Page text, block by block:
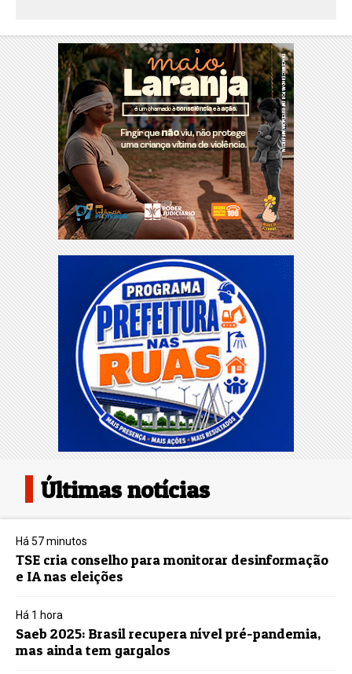
Últimas notícias
Há 57 minutos
TSE cria conselho para monitorar desinformação
e IA nas eleições
Há 1 hora
Saeb 2025: Brasil recupera nível pré-pandemia,
mas ainda tem gargalos